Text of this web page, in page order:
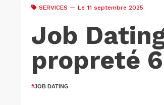
SERVICES — Le 11 septembre 2025
Job
propreté
#JOB DATING